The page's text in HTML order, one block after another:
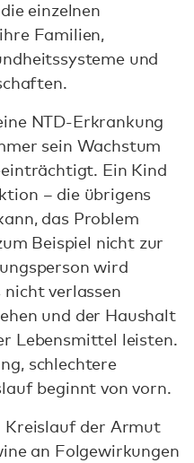
einzelnen
Familien,
und
NTD-Erkrankung
sein Wachstum
Ein Kind
– die übrigens
das Problem
Beispiel nicht zur
wird
nicht verlassen
und der Haushalt
Lebensmittel leisten.
schlechtere
beginnt von vorn.
Kreislauf der Armut
an Folgewirkungen